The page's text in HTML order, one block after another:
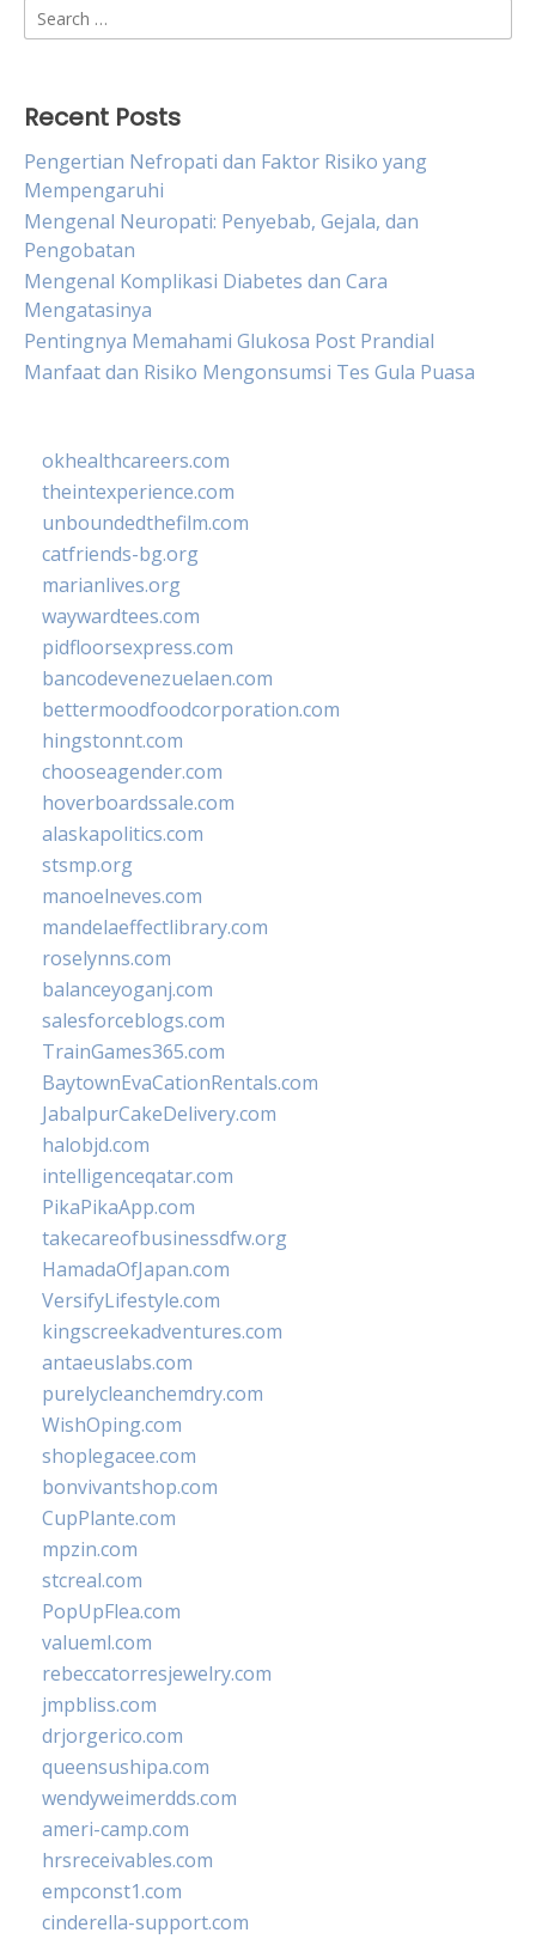
Search
for:
Recent Posts
Pengertian Nefropati dan Faktor Risiko yang
Mempengaruhi
Mengenal Neuropati: Penyebab, Gejala, dan
Pengobatan
Mengenal Komplikasi Diabetes dan Cara
Mengatasinya
Pentingnya Memahami Glukosa Post Prandial
Manfaat dan Risiko Mengonsumsi Tes Gula Puasa
okhealthcareers.com
theintexperience.com
unboundedthefilm.com
catfriends-bg.org
marianlives.org
waywardtees.com
pidfloorsexpress.com
bancodevenezuelaen.com
bettermoodfoodcorporation.com
hingstonnt.com
chooseagender.com
hoverboardssale.com
alaskapolitics.com
stsmp.org
manoelneves.com
mandelaeffectlibrary.com
roselynns.com
balanceyoganj.com
salesforceblogs.com
TrainGames365.com
BaytownEvaCationRentals.com
JabalpurCakeDelivery.com
halobjd.com
intelligenceqatar.com
PikaPikaApp.com
takecareofbusinessdfw.org
HamadaOfJapan.com
VersifyLifestyle.com
kingscreekadventures.com
antaeuslabs.com
purelycleanchemdry.com
WishOping.com
shoplegacee.com
bonvivantshop.com
CupPlante.com
mpzin.com
stcreal.com
PopUpFlea.com
valueml.com
rebeccatorresjewelry.com
jmpbliss.com
drjorgerico.com
queensushipa.com
wendyweimerdds.com
ameri-camp.com
hrsreceivables.com
empconst1.com
cinderella-support.com